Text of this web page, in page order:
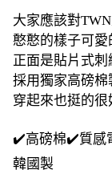
大家應該對
憨憨的樣子可愛
正面是貼片式
採用獨家高磅
穿起來也挺的很
✔️高磅棉✔️質感
韓國製